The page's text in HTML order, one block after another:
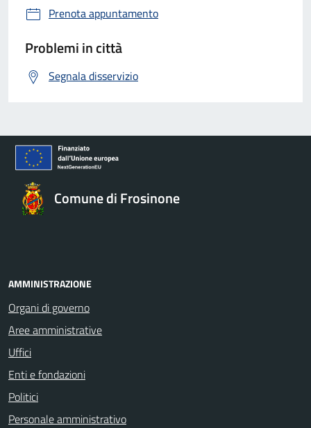
Prenota appuntamento
Problemi in città
Segnala disservizio
Comune di Frosinone
AMMINISTRAZIONE
Organi di governo
Aree amministrative
Uffici
Enti e fondazioni
Politici
Personale amministrativo